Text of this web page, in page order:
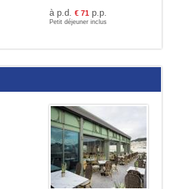
à p.d. € 71p.p.
Petit déjeuner inclus